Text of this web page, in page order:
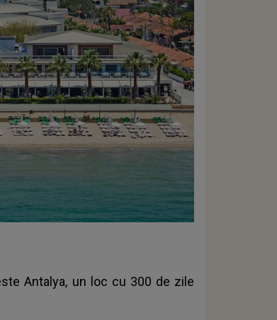
Antalya, un loc cu 300 de zile